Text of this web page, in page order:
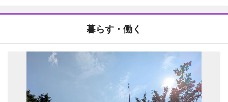
暮らす・働く